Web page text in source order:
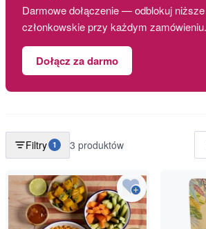
Darmowe dołączenie — odblokuj
członkowskie przy każdym zamówieniu.
Dołącz za darmo
Filtry 1 3 produktów